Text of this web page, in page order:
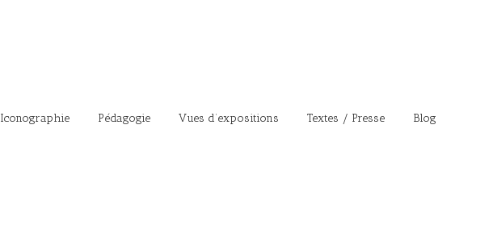
Iconographie Pédagogie Vues d’expositions Textes / Presse Blog